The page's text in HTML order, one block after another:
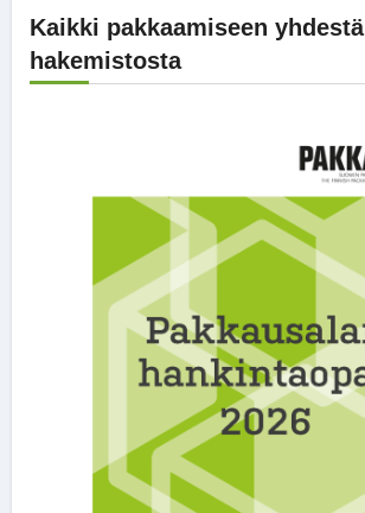
Kaikki pakkaamiseen yhdestä
hakemistosta